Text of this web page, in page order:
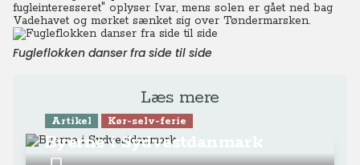
fugleinteresseret" oplyser Ivar, mens solen er gået ned bag
Vadehavet og mørket sænket sig over Tøndermarsken.
Fugleflokken danser fra side til side
Læs mere
Artikel Kør-selv-ferie
Byerne i Sydvestdanmark